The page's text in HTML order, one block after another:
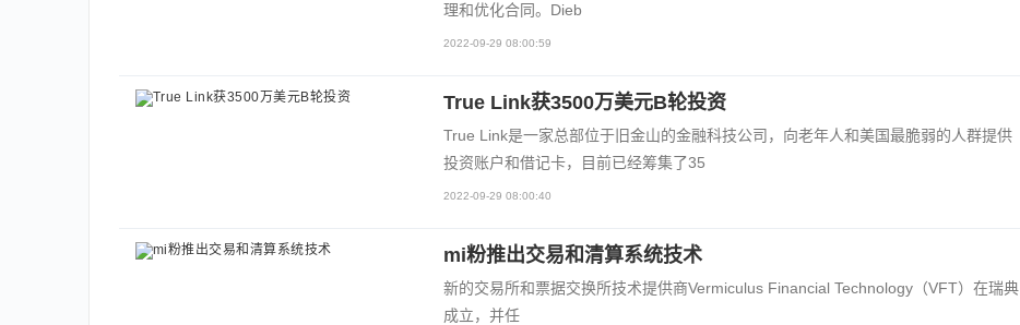
理和优化合同。Dieb
2022-09-29 08:00:59
True Link获3500万美元B轮投资
True Link是一家总部位于旧金山的金融科技公司，向老年人和美国最脆弱的人群提供
投资账户和借记卡，目前已经筹集了35
2022-09-29 08:00:40
mi粉推出交易和清算系统技术
新的交易所和票据交换所技术提供商Vermiculus Financial Technology（VFT）在瑞典
成立，并任